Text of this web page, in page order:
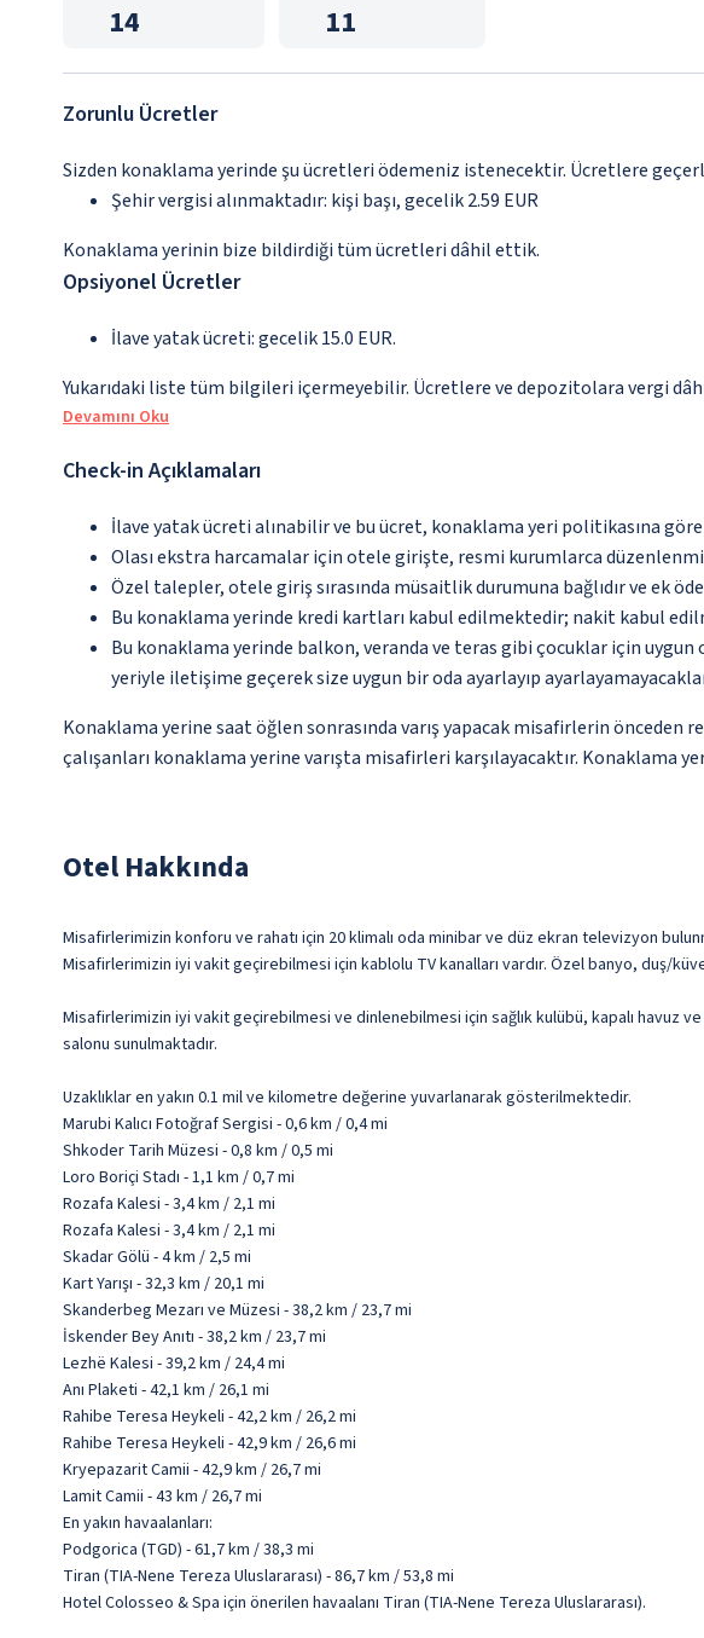
14 11
Zorunlu Ücretler
Sizden konaklama yerinde şu ücretleri ödemeniz istenecektir. Ücretlere
Şehir vergisi alınmaktadır: kişi başı, gecelik 2.59 EUR
Konaklama yerinin bize bildirdiği tüm ücretleri dâhil ettik.
Opsiyonel Ücretler
İlave yatak ücreti: gecelik 15.0 EUR.
Yukarıdaki liste tüm bilgileri içermeyebilir. Ücretlere ve depozitolara vergi
Devamını Oku
Check-in Açıklamaları
İlave yatak ücreti alınabilir ve bu ücret, konaklama yeri politikasına
Olası ekstra harcamalar için otele girişte, resmi kurumlarca
Özel talepler, otele giriş sırasında müsaitlik durumuna bağlıdır ve ek
Bu konaklama yerinde kredi kartları kabul edilmektedir; nakit kabul
Bu konaklama yerinde balkon, veranda ve teras gibi çocuklar için
yeriyle iletişime geçerek size uygun bir oda ayarlayıp
Konaklama yerine saat öğlen sonrasında varış yapacak misafirlerin
çalışanları konaklama yerine varışta misafirleri karşılayacaktır.
Otel Hakkında
Misafirlerimizin konforu ve rahatı için 20 klimalı oda minibar ve düz ekran televizyon
Misafirlerimizin iyi vakit geçirebilmesi için kablolu TV kanalları vardır. Özel banyo, duş/
Misafirlerimizin iyi vakit geçirebilmesi ve dinlenebilmesi için sağlık kulübü, kapalı havuz
salonu sunulmaktadır.
Uzaklıklar en yakın 0.1 mil ve kilometre değerine yuvarlanarak gösterilmektedir.
Marubi Kalıcı Fotoğraf Sergisi - 0,6 km / 0,4 mi
Shkoder Tarih Müzesi - 0,8 km / 0,5 mi
Loro Boriçi Stadı - 1,1 km / 0,7 mi
Rozafa Kalesi - 3,4 km / 2,1 mi
Rozafa Kalesi - 3,4 km / 2,1 mi
Skadar Gölü - 4 km / 2,5 mi
Kart Yarışı - 32,3 km / 20,1 mi
Skanderbeg Mezarı ve Müzesi - 38,2 km / 23,7 mi
İskender Bey Anıtı - 38,2 km / 23,7 mi
Lezhë Kalesi - 39,2 km / 24,4 mi
Anı Plaketi - 42,1 km / 26,1 mi
Rahibe Teresa Heykeli - 42,2 km / 26,2 mi
Rahibe Teresa Heykeli - 42,9 km / 26,6 mi
Kryepazarit Camii - 42,9 km / 26,7 mi
Lamit Camii - 43 km / 26,7 mi
En yakın havaalanları:
Podgorica (TGD) - 61,7 km / 38,3 mi
Tiran (TIA-Nene Tereza Uluslararası) - 86,7 km / 53,8 mi
Hotel Colosseo & Spa için önerilen havaalanı Tiran (TIA-Nene Tereza Uluslararası).